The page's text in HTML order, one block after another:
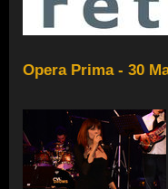
Opera Prima - 30